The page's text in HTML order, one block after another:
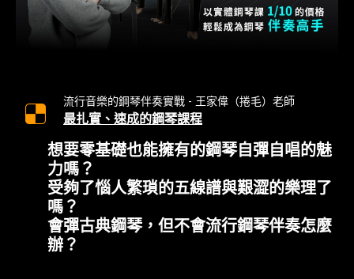
流行音樂的鋼琴伴奏實戰 - 王家偉（捲毛）老師
最扎實、速成的鋼琴課程
想要零基礎也能擁有的鋼琴自彈自唱的魅
力嗎？
受夠了惱人繁瑣的五線譜與艱澀的樂理了
嗎？
會彈古典鋼琴，但不會流行鋼琴伴奏怎麼
辦？